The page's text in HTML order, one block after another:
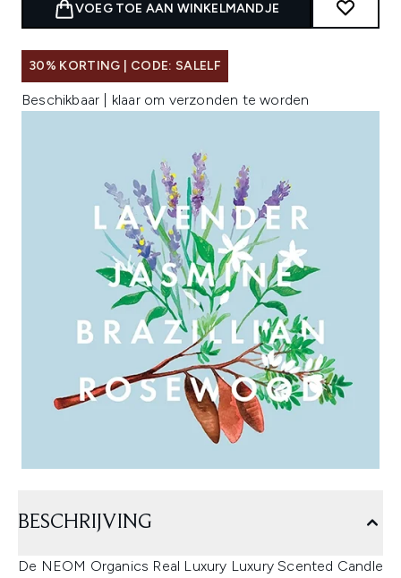
VOEG TOE AAN WINKELMANDJE
30% KORTING | CODE: SALELF
Beschikbaar | klaar om verzonden te worden
BESCHRIJVING
De NEOM Organics Real Luxury Luxury Scented Candle